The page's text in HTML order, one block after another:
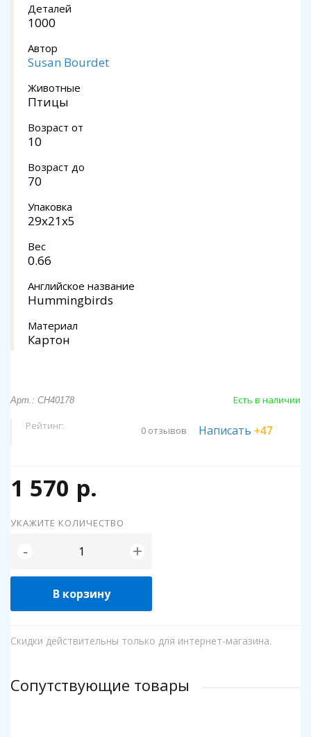
Деталей
1000
Автор
Susan Bourdet
Животные
Птицы
Возраст от
10
Возраст до
70
Упаковка
29x21x5
Вес
0.66
Английское название
Hummingbirds
Материал
Картон
Арт.: CH40178 Есть в наличии
Рейтинг: 0 отзывов Написать +47
1 570 р.
УКАЖИТЕ КОЛИЧЕСТВО
- +
В корзину
Скидки действительны только для интернет-магазина.
Сопутствующие товары